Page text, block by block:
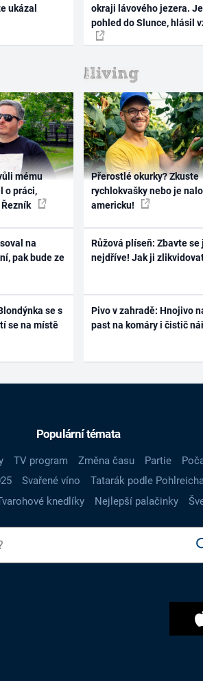
ukázal
okraji lávového jezera.
pohled do Slunce, hlásil
mému
o práci,
na
pak bude ze
se s
se na místě
Přerostlé okurky? Zkuste
rychlokvašky nebo je
americku!
Růžová plíseň: Zbavte se
nejdříve! Jak ji
Pivo v zahradě: Hnojivo
past na komáry i čistič
Populární témata
TV program Změna času Partie
Svařené víno Tatarák podle
knedlíky Nejlepší palačinky